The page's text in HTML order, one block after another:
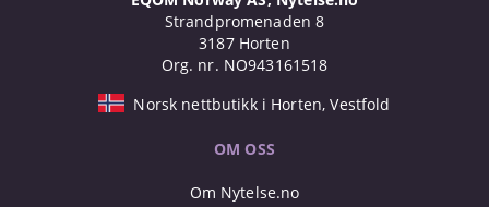
Strandpromenaden 8
3187 Horten
Org. nr. NO943161518
Norsk nettbutikk i Horten, Vestfold
OM OSS
Om Nytelse.no